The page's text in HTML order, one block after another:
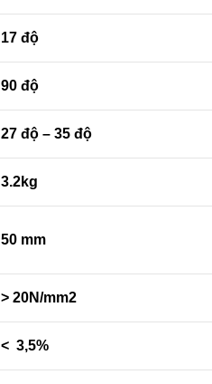
17 độ
90 độ
27 độ – 35 độ
3.2kg
50 mm
> 20N/mm2
< 3,5%